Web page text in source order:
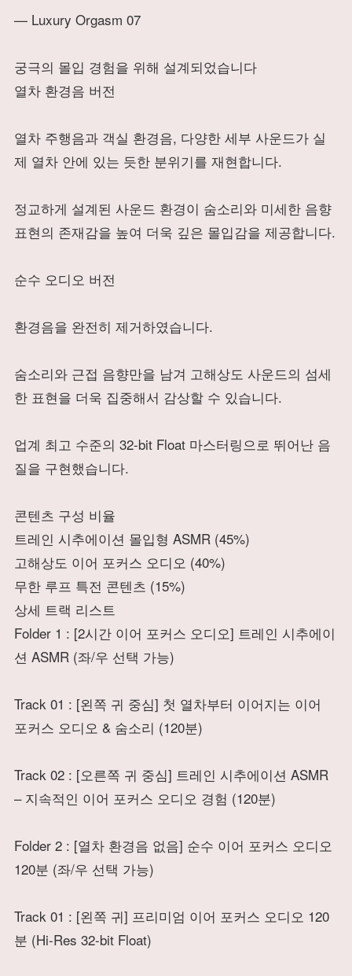
— Luxury Orgasm 07
궁극의 몰입 경험을 위해 설계되었습니다
열차 환경음 버전
열차 주행음과 객실 환경음, 다양한 세부 사운드가 실
제 열차 안에 있는 듯한 분위기를 재현합니다.
정교하게 설계된 사운드 환경이 숨소리와 미세한 음향
표현의 존재감을 높여 더욱 깊은 몰입감을 제공합니다.
순수 오디오 버전
환경음을 완전히 제거하였습니다.
숨소리와 근접 음향만을 남겨 고해상도 사운드의 섬세
한 표현을 더욱 집중해서 감상할 수 있습니다.
업계 최고 수준의 32-bit Float 마스터링으로 뛰어난 음
질을 구현했습니다.
콘텐츠 구성 비율
트레인 시추에이션 몰입형 ASMR (45%)
고해상도 이어 포커스 오디오 (40%)
무한 루프 특전 콘텐츠 (15%)
상세 트랙 리스트
Folder 1 : [2시간 이어 포커스 오디오] 트레인 시추에이
션 ASMR (좌/우 선택 가능)
Track 01 : [왼쪽 귀 중심] 첫 열차부터 이어지는 이어
포커스 오디오 & 숨소리 (120분)
Track 02 : [오른쪽 귀 중심] 트레인 시추에이션 ASMR
– 지속적인 이어 포커스 오디오 경험 (120분)
Folder 2 : [열차 환경음 없음] 순수 이어 포커스 오디오
120분 (좌/우 선택 가능)
Track 01 : [왼쪽 귀] 프리미엄 이어 포커스 오디오 120
분 (Hi-Res 32-bit Float)